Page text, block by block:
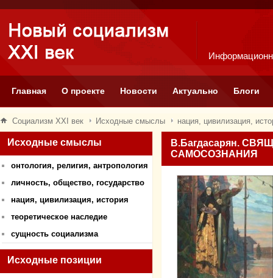
Главная О проекте Новости Актуально Блоги
Социализм XXI век Исходные смыслы нация, цивилизация,
Исходные смыслы
онтология, религия, антропология
личность, общество, государство
нация, цивилизация, история
теоретическое наследие
сущность социализма
Исходные позиции
В.Багдасарян.
САМОСОЗНАНИЯ